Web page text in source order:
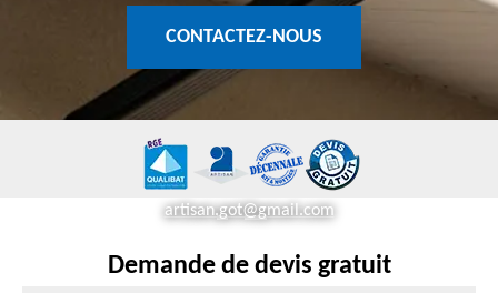
CONTACTEZ-NOUS
artisan.got@gmail.com
Demande de devis gratuit